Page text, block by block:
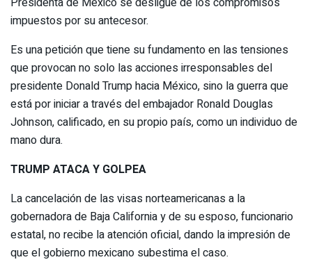
impuestos por su antecesor.
Es una petición que tiene su fundamento en las tensiones
que provocan no solo las acciones irresponsables del
presidente Donald Trump hacia México, sino la guerra que
está por iniciar a través del embajador Ronald Douglas
Johnson, calificado, en su propio país, como un individuo de
mano dura.
TRUMP ATACA Y GOLPEA
La cancelación de las visas norteamericanas a la
gobernadora de Baja California y de su esposo, funcionario
estatal, no recibe la atención oficial, dando la impresión de
que el gobierno mexicano subestima el caso.